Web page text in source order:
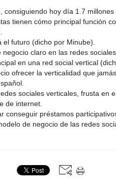
consiguiendo hoy día 1.7
tienen cómo principal función
futuro (dicho por Minube).
claro en las redes
en una red social vertical
ofrecer la verticalidad que
sociales verticales, frusta en
de internet.
conseguir préstamos
de negocio de las redes